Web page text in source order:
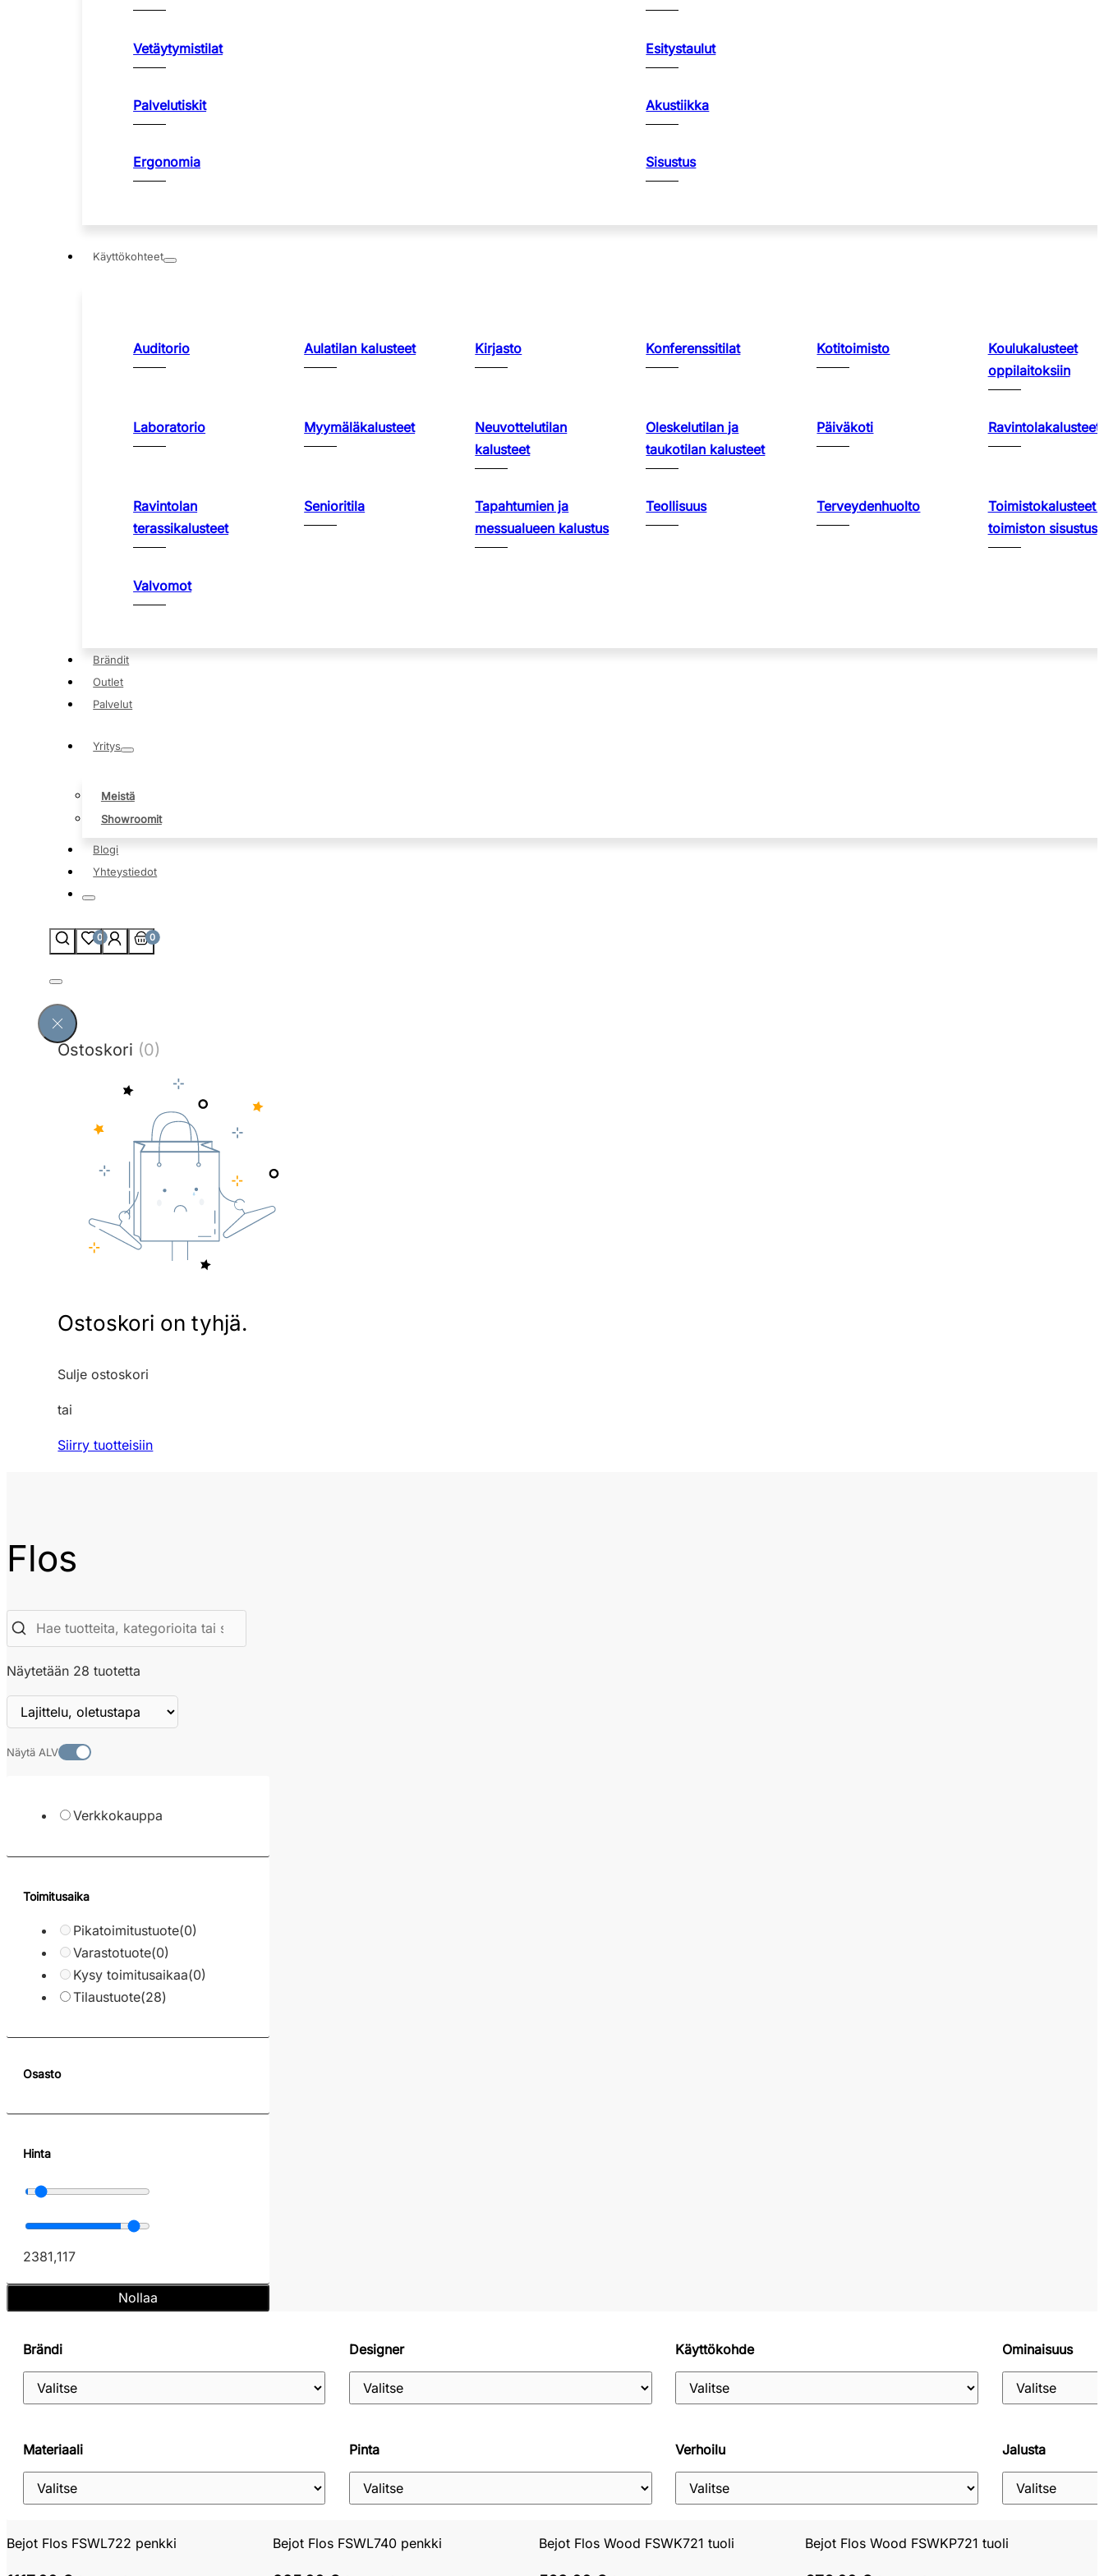
Vetäytymistilat Esitystaulut
Palvelutiskit Akustiikka
Ergonomia Sisustus
Käyttökohteet
Auditorio Aulatilan kalusteet Kirjasto Konferenssitilat Kotitoimisto
Koulukalusteet
oppilaitoksiin
Laboratorio Myymäläkalusteet
Neuvottelutilan
kalusteet
Oleskelutilan ja
taukotilan kalusteet
Päiväkoti Ravintolakalusteet
Ravintolan
terassikalusteet
Senioritila
Tapahtumien ja
messualueen kalustus
Teollisuus Terveydenhuolto
Toimistokalusteet
toimiston sisustus
Valvomot
Brändit
Outlet
Palvelut
Yritys
Meistä
Showroomit
Blogi
Yhteystiedot
0 0
Ostoskori (0)
Ostoskori on tyhjä.
Sulje ostoskori
tai
Siirry tuotteisiin
Flos
Näytetään 28 tuotetta
Näytä ALV
Verkkokauppa
Toimitusaika
Pikatoimitustuote(0)
Varastotuote(0)
Kysy toimitusaikaa(0)
Tilaustuote(28)
Osasto
Hinta
2381,117
Nollaa
Brändi Designer Käyttökohde Ominaisuus
Materiaali Pinta Verhoilu Jalusta
Bejot Flos FSWL722 penkki Bejot Flos FSWL740 penkki Bejot Flos Wood FSWK721 tuoli Bejot Flos Wood FSWKP721 tuoli